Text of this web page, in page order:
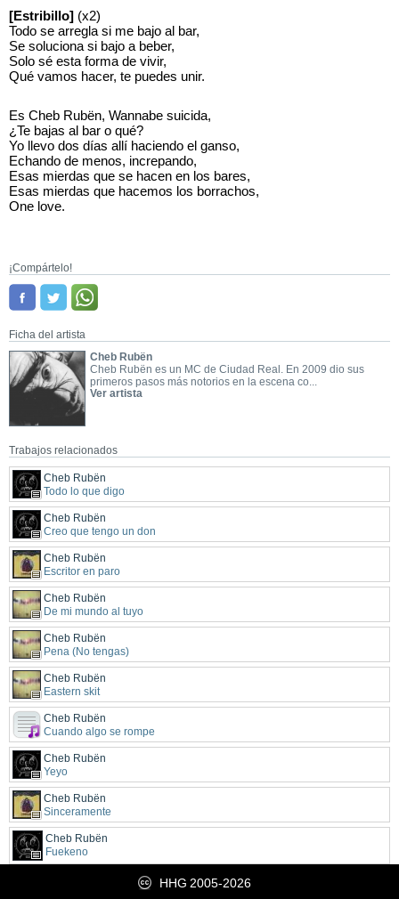
[Estribillo] (x2)
Todo se arregla si me bajo al bar,
Se soluciona si bajo a beber,
Solo sé esta forma de vivir,
Qué vamos hacer, te puedes unir.
Es Cheb Rubën, Wannabe suicida,
¿Te bajas al bar o qué?
Yo llevo dos días allí haciendo el ganso,
Echando de menos, increpando,
Esas mierdas que se hacen en los bares,
Esas mierdas que hacemos los borrachos,
One love.
¡Compártelo!
Ficha del artista
Cheb Rubën
Cheb Rubën es un MC de Ciudad Real. En 2009 dio sus
primeros pasos más notorios en la escena co...
Ver artista
Trabajos relacionados
Cheb Rubën
Todo lo que digo
Cheb Rubën
Creo que tengo un don
Cheb Rubën
Escritor en paro
Cheb Rubën
De mi mundo al tuyo
Cheb Rubën
Pena (No tengas)
Cheb Rubën
Eastern skit
Cheb Rubën
Cuando algo se rompe
Cheb Rubën
Yeyo
Cheb Rubën
Sinceramente
Cheb Rubën
Fuekeno
HHG 2005-2026